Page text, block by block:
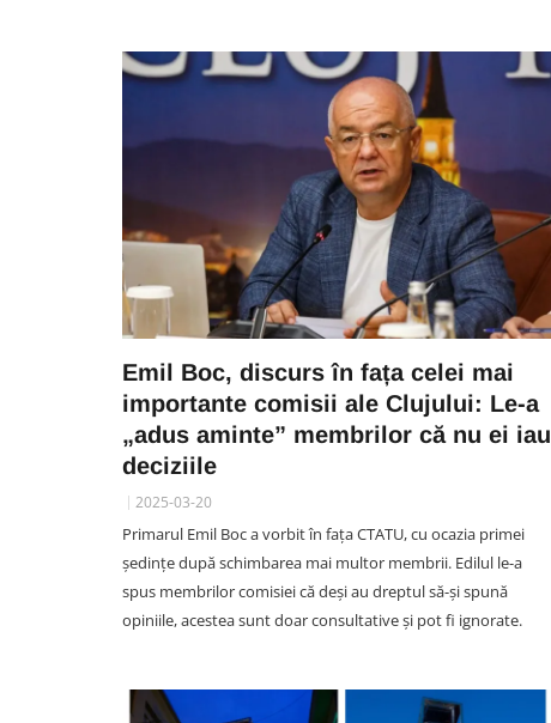
Emil Boc, discurs în fața celei mai
importante comisii ale Clujului: Le-a
„adus aminte” membrilor că nu ei iau
deciziile
2025-03-20
Primarul Emil Boc a vorbit în fața CTATU, cu ocazia primei
ședințe după schimbarea mai multor membrii. Edilul le-a
spus membrilor comisiei că deși au dreptul să-și spună
opiniile, acestea sunt doar consultative și pot fi ignorate.